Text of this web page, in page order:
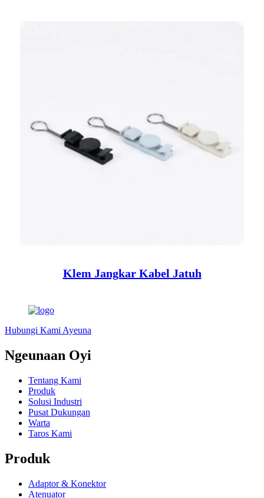
Klem Jangkar Kabel Jatuh
Hubungi Kami Ayeuna
Ngeunaan Oyi
Tentang Kami
Produk
Solusi Industri
Pusat Dukungan
Warta
Taros Kami
Produk
Adaptor & Konektor
Atenuator